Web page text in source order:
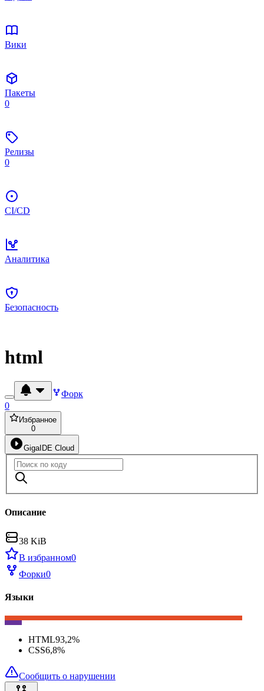
Вики
Пакеты
0
Релизы
0
CI/CD
Аналитика
Безопасность
html
Форк
0
Избранное
0
GigaIDE Cloud
Описание
38 KiB
В избранном0
Форки0
Языки
HTML93,2%
CSS6,8%
Сообщить о нарушении